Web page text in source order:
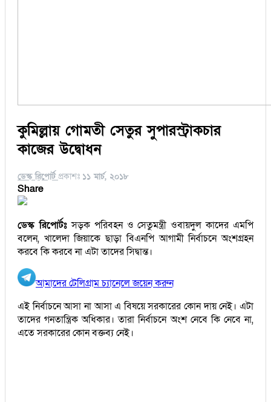
কুমিল্লায় গোমতী সেতুর সুপারস্ট্রাকচার
কাজের উদ্বোধন
ডেস্ক রিপোর্ট প্রকাশঃ ১১ মার্চ, ২০১৮
Share
ডেস্ক রিপোর্টঃসড়ক পরিবহন ও সেতুমন্ত্রী ওবায়দুল কাদের এমপি
বলেন, খালেদা জিয়াকে ছাড়া বিএনপি আগামী নির্বাচনে অংশগ্রহন
করবে কি করবে না এটা তাদের সিদ্বান্ত।
আমাদের টেলিগ্রাম চ্যানেলে জয়েন করুন
এই নির্বাচনে আসা না আসা এ বিষয়ে সরকারের কোন দায় নেই। এটা
তাদের গনতান্ত্রিক অধিকার। তারা নির্বাচনে অংশ নেবে কি নেবে না,
এতে সরকারের কোন বক্তব্য নেই।